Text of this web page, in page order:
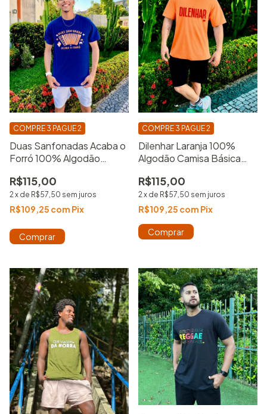
Duas Sanfonadas Acaba o
Forró 100% Algodão
R$115,00
2 x de R$57,50 sem juros
COMPRE 3 PAGUE 2
R$109,25 com Pix
Comprar
Dilenhar Laranja 100%
Algodão Camisa Básica
R$115,00
2 x de R$57,50 sem juros
COMPRE 3 PAGUE 2
R$109,25 com Pix
Comprar